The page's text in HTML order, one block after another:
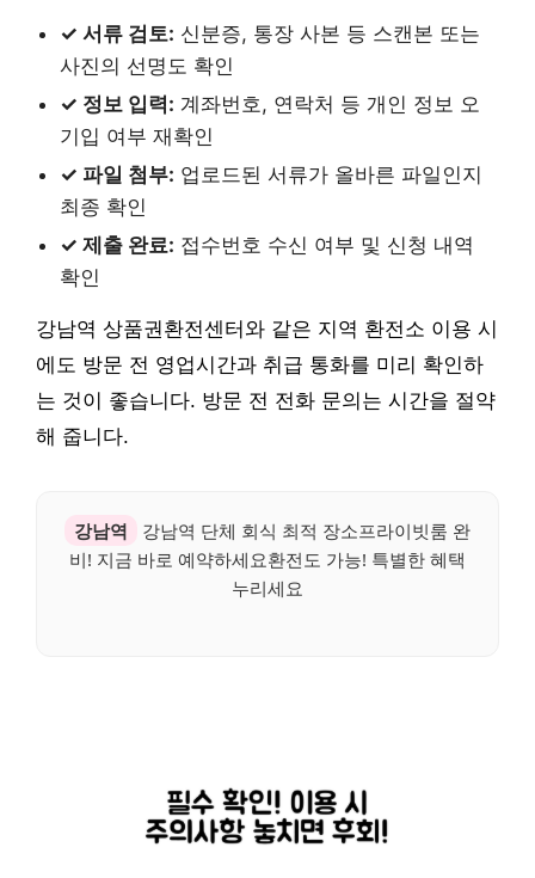
✓ 서류 검토: 신분증, 통장 사본 등 스캔본 또는
사진의 선명도 확인
✓ 정보 입력: 계좌번호, 연락처 등 개인 정보 오
기입 여부 재확인
✓ 파일 첨부: 업로드된 서류가 올바른 파일인지
최종 확인
✓ 제출 완료: 접수번호 수신 여부 및 신청 내역
확인
강남역 상품권환전센터와 같은 지역 환전소 이용 시
에도 방문 전 영업시간과 취급 통화를 미리 확인하
는 것이 좋습니다. 방문 전 전화 문의는 시간을 절약
해 줍니다.
강남역
강남역 단체 회식 최적 장소프라이빗룸 완
비! 지금 바로 예약하세요환전도 가능! 특별한 혜택
누리세요